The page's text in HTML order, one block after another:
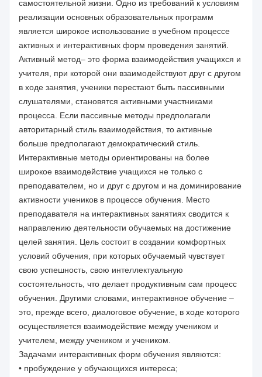
самостоятельной жизни. Одно из требований к условиям
реализации основных образовательных программ
является широкое использование в учебном процессе
активных и интерактивных форм проведения занятий.
Активный метод– это форма взаимодействия учащихся и
учителя, при которой они взаимодействуют друг с другом
в ходе занятия, ученики перестают быть пассивными
слушателями, становятся активными участниками
процесса. Если пассивные методы предполагали
авторитарный стиль взаимодействия, то активные
больше предполагают демократический стиль.
Интерактивные методы ориентированы на более
широкое взаимодействие учащихся не только с
преподавателем, но и друг с другом и на доминирование
активности учеников в процессе обучения. Место
преподавателя на интерактивных занятиях сводится к
направлению деятельности обучаемых на достижение
целей занятия. Цель состоит в создании комфортных
условий обучения, при которых обучаемый чувствует
свою успешность, свою интеллектуальную
состоятельность, что делает продуктивным сам процесс
обучения. Другими словами, интерактивное обучение –
это, прежде всего, диалоговое обучение, в ходе которого
осуществляется взаимодействие между учеником и
учителем, между учеником и учеником.
Задачами интерактивных форм обучения являются:
• пробуждение у обучающихся интереса;